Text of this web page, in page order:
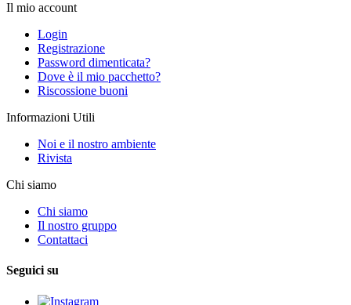
Il mio account
Login
Registrazione
Password dimenticata?
Dove è il mio pacchetto?
Riscossione buoni
Informazioni Utili
Noi e il nostro ambiente
Rivista
Chi siamo
Chi siamo
Il nostro gruppo
Contattaci
Seguici su